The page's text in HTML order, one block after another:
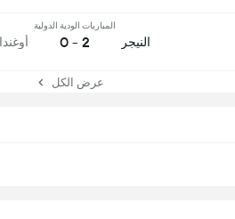
النيجر
المباريات الودية الدولية
2 - 0 أوغندا
عرض الكل